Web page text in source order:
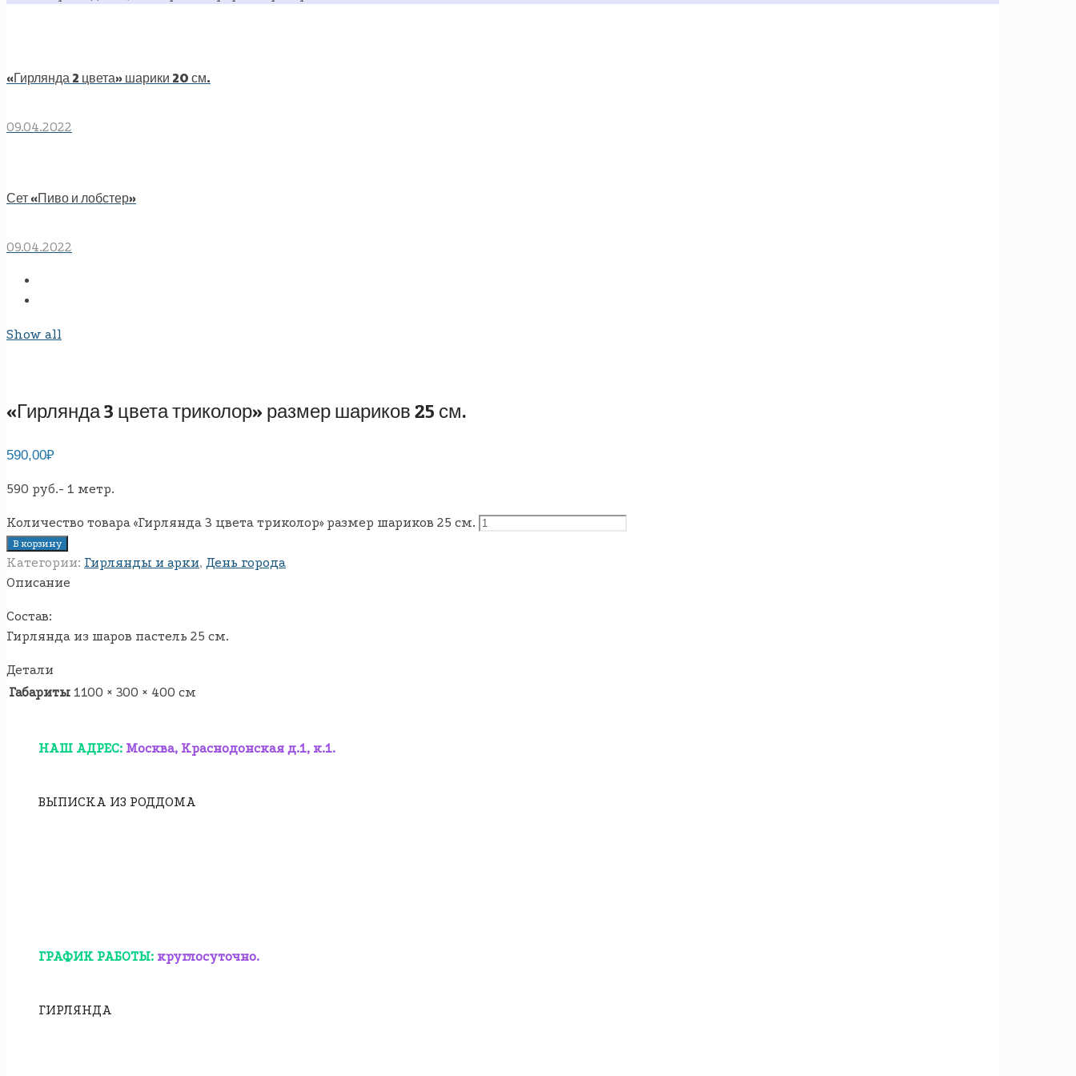
«Гирлянда 2 цвета» шарики 20 см.
09.04.2022
Сет «Пиво и лобстер»
09.04.2022
Show all
«Гирлянда 3 цвета триколор» размер шариков 25 см.
590,00₽
590 руб.- 1 метр.
Количество товара «Гирлянда 3 цвета триколор» размер шариков 25 см.
В корзину
Категории: Гирлянды и арки, День города
Описание
Состав:
Гирлянда из шаров пастель 25 см.
Детали
Габариты 1100 × 300 × 400 см
НАШ АДРЕС: Москва, Краснодонская д.1, к.1.
ВЫПИСКА ИЗ РОДДОМА
ГРАФИК РАБОТЫ: круглосуточно.
ГИРЛЯНДА